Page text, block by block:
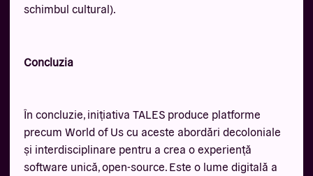
schimbul cultural).
Concluzia
În concluzie, inițiativa TALES produce platforme
precum World of Us cu aceste abordări decoloniale
și interdisciplinare pentru a crea o experiență
software unică, open-source. Este o lume digitală a